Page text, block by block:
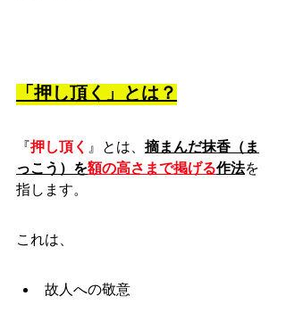
「押し頂く」とは？
『押し頂く 』とは、 摘まんだ抹香（ま
っこう）を額の高さまで掲げる作法を
指します。
これは、
故人への敬意